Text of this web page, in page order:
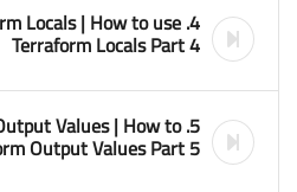
Locals | How to use
Terraform Locals Part 4
Values | How to
Output Values Part 5